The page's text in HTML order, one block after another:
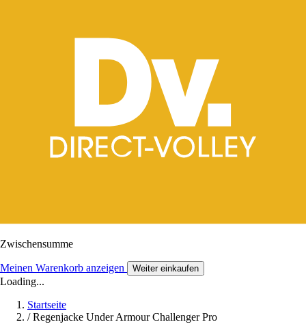
Zwischensumme
Meinen Warenkorb anzeigen Weiter einkaufen
Loading...
Startseite
/ Regenjacke Under Armour Challenger Pro